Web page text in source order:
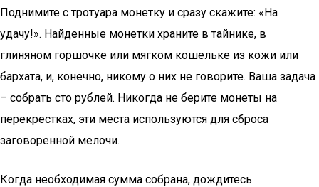
Поднимите с тротуара монетку и сразу скажите: «На
удачу!». Найденные монетки храните в тайнике, в
глиняном горшочке или мягком кошельке из кожи или
бархата, и, конечно, никому о них не говорите. Ваша задача
– собрать сто рублей. Никогда не берите монеты на
перекрестках, эти места используются для сброса
заговоренной мелочи.
Когда необходимая сумма собрана, дождитесь